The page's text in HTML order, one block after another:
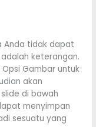
Anda tidak dapat
keterangan.
Gambar untuk
akan
di bawah
menyimpan
sesuatu yang